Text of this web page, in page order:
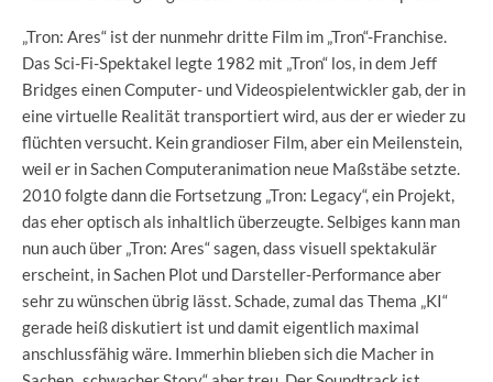
„Tron: Ares“ ist der nunmehr dritte Film im „Tron“-Franchise.
Das Sci-Fi-Spektakel legte 1982 mit „Tron“ los, in dem Jeff
Bridges einen Computer- und Videospielentwickler gab, der in
eine virtuelle Realität transportiert wird, aus der er wieder zu
flüchten versucht. Kein grandioser Film, aber ein Meilenstein,
weil er in Sachen Computeranimation neue Maßstäbe setzte.
2010 folgte dann die Fortsetzung „Tron: Legacy“, ein Projekt,
das eher optisch als inhaltlich überzeugte. Selbiges kann man
nun auch über „Tron: Ares“ sagen, dass visuell spektakulär
erscheint, in Sachen Plot und Darsteller-Performance aber
sehr zu wünschen übrig lässt. Schade, zumal das Thema „KI“
gerade heiß diskutiert ist und damit eigentlich maximal
anschlussfähig wäre. Immerhin blieben sich die Macher in